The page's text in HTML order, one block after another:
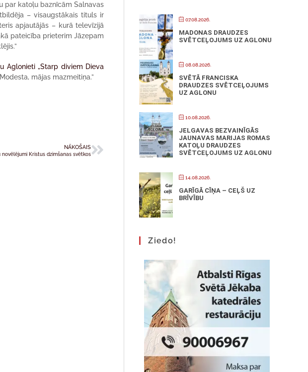
par katoļu baznīcām Salnavas
– visaugstākais tituls ir
apjautājās – kurā televīzijā
pateicība prieterim Jāzepam
Aglonieti „Starp diviem Dieva
mājas mazmeitiņa.”
NĀKOŠAIS
novēlējumi Kristus dzimšanas svētkos
07.08.2026.
MADONAS DRAUDZES
SVĒTCEĻOJUMS UZ AGLONU
08.08.2026.
SVĒTĀ FRANCISKA
DRAUDZES SVĒTCEĻOJUMS
UZ AGLONU
10.08.2026.
JELGAVAS BEZVAINĪGĀS
JAUNAVAS MARIJAS ROMAS
KATOĻU DRAUDZES
SVĒTCEĻOJUMS UZ AGLONU
14.08.2026.
GARĪGĀ CĪŅA – CEĻŠ UZ
BRĪVĪBU
Ziedo!